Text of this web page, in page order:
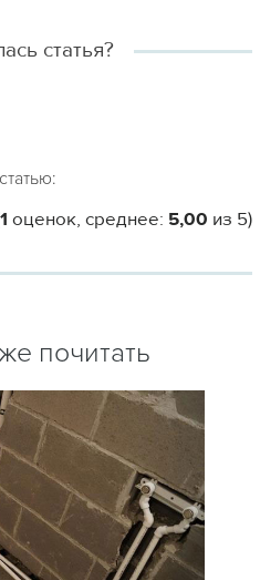
статья?
1 оценок, среднее: 5,00 из 5)
почитать